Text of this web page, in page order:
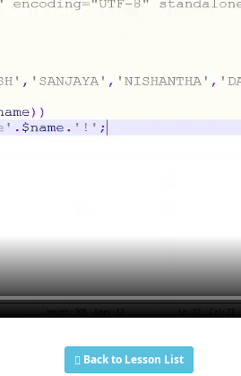
Back to Lesson List